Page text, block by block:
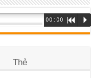
00:00 R P
Thẻ